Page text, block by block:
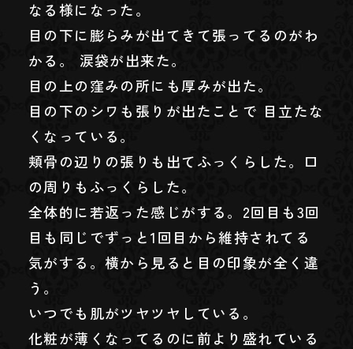
なる様になった。
目の下に膨らみが出てきて張ってるのがわ
かる。 涙袋が出来た。
目の上の窪みの所にも厚みが出た。
目の下のシワも張りが出たことで 目立たな
くなっている。
頬骨の辺りの張りも出てふっくらした。口
の周りもふっくらした。
全体的に若返った感じがする。2回目も3回
目も同じでずっと1回目から維持されてる
気がする。横から見ると目の印象が全く違
う。
いつでも肌がツヤツヤしている。
化粧が薄くなってるのに前より盛れている